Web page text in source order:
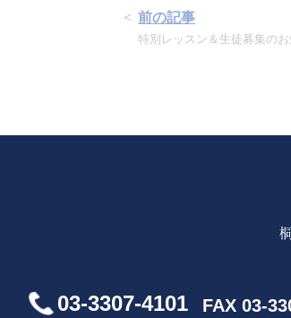
前の記事
特別レッスン＆生徒募集のお
03-3307-4101 FAX 03-